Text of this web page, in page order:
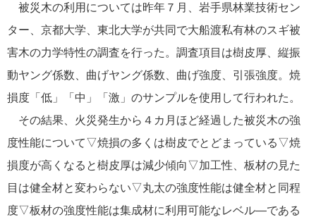
被災木の利用については昨年７月、岩手県林業技術セン
ター、京都大学、東北大学が共同で大船渡私有林のスギ被
害木の力学特性の調査を行った。調査項目は樹皮厚、縦振
動ヤング係数、曲げヤング係数、曲げ強度、引張強度。焼
損度「低」「中」「激」のサンプルを使用して行われた。
その結果、火災発生から４カ月ほど経過した被災木の強
度性能について▽焼損の多くは樹皮でとどまっている▽焼
損度が高くなると樹皮厚は減少傾向▽加工性、板材の見た
目は健全材と変わらない▽丸太の強度性能は健全材と同程
度▽板材の強度性能は集成材に利用可能なレベル―である